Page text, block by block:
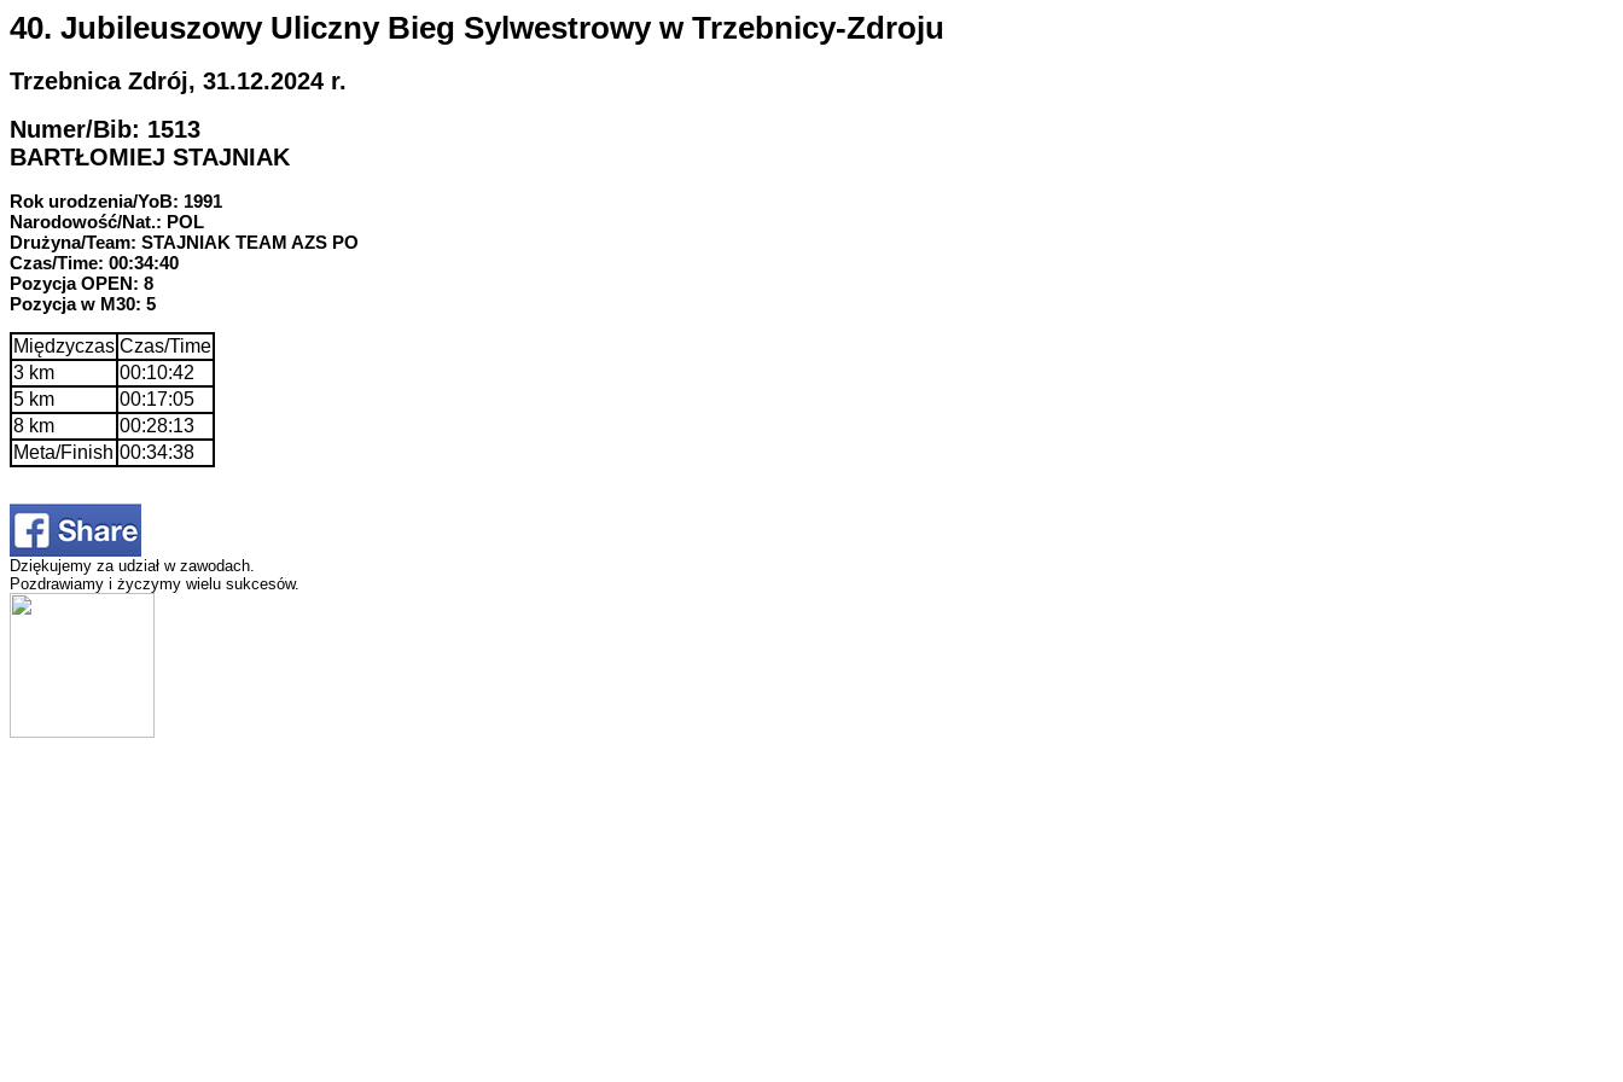
40. Jubileuszowy Uliczny Bieg Sylwestrowy w Trzebnicy-Zdroju
Trzebnica Zdrój, 31.12.2024 r.
Numer/Bib: 1513
BARTŁOMIEJ STAJNIAK
Rok urodzenia/YoB: 1991
Narodowość/Nat.: POL
Drużyna/Team: STAJNIAK TEAM AZS PO
Czas/Time: 00:34:40
Pozycja OPEN: 8
Pozycja w M30: 5
Międzyczas Czas/Time
3 km
00:10:42
5 km
00:17:05
8 km
00:28:13
Meta/Finish 00:34:38
Dziękujemy za udział w zawodach.
Pozdrawiamy i życzymy wielu sukcesów.